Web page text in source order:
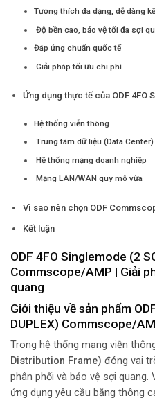
Tương thích đa dạng, dễ dàng
Độ bền cao, bảo vệ tối đa sợi
Đáp ứng chuẩn quốc tế
Giải pháp tối ưu chi phí
Ứng dụng thực tế của ODF 4FO
Hệ thống viễn thông
Trung tâm dữ liệu (Data Center)
Hệ thống mạng doanh nghiệp
Mạng LAN/WAN quy mô vừa
Vì sao nên chọn ODF
Kết luận
ODF 4FO Singlemode (2
Commscope/AMP | Giải
quang
Giới thiệu về sản phẩm
DUPLEX) Commscope/
Trong hệ thống mạng viễn
Distribution Frame) đóng vai
phân phối và bảo vệ sợi
ứng dụng yêu cầu băng thông